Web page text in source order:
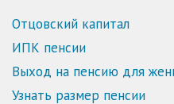
Отцовский капитал
ИПК пенсии
Выход на пенсию для
Узнать размер пенсии